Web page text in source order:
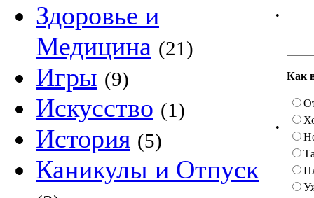
Здоровье и
Медицина (21)
Игры (9)
Искусство (1)
История (5)
Каникулы и Отпуск
•
•
Как